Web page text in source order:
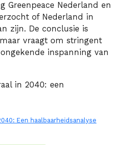
Greenpeace Nederland en
of Nederland in
zijn. De conclusie is
vraagt om stringent
inspanning van
in 2040: een
Een haalbaarheidsanalyse